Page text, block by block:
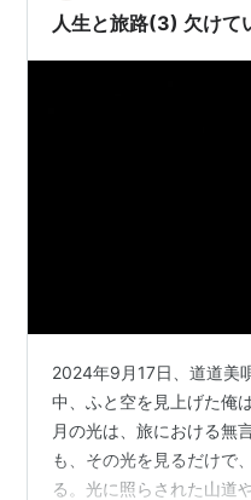
める。
『天運を拓く 二日で
『「遺伝子とサムシン
ろが元気になる偉大な
1999.11
『絶対にnoと言われ
人生と旅路(3) 欠けて
2024年9月17日、道道美
中、ふと空を見上げた俺
月の光は、旅における無
も、その光を見るだけで
る。光に照らされた山道